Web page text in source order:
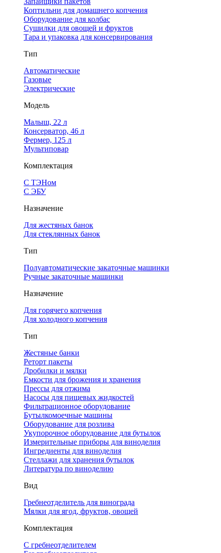
Коптильни для домашнего копчения
Оборудование для колбас
Сушилки для овощей и фруктов
Тара и упаковка для консервирования
Тип
Автоматические
Газовые
Электрические
Модель
Малыш, 22 л
Консерватор, 46 л
Фермер, 125 л
Мультиповар
Комплектация
С ТЭНом
С ЭБУ
Назначение
Для жестяных банок
Для стеклянных банок
Тип
Полуавтоматические закаточные машинки
Ручные закаточные машинки
Назначение
Для горячего копчения
Для холодного копчения
Тип
Жестяные банки
Реторт пакеты
Дробилки и мялки
Емкости для брожения и хранения
Прессы для отжима
Насосы для пищевых жидкостей
Фильтрационное оборудование
Бутылкомоечные машины
Оборудование для розлива
Укупорочное оборудование для бутылок
Измерительные приборы для виноделия
Ингредиенты для виноделия
Стеллажи для хранения бутылок
Литература по виноделию
Вид
Гребнеотделитель для винограда
Мялки для ягод, фруктов, овощей
Комплектация
С гребнеотделителем